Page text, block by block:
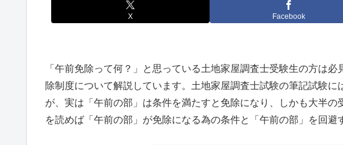
X Facebook
「午前免除って何？」と思っている土地家屋調査士受験生の方は
除制度について解説しています。土地家屋調査士試験の筆記試験
が、実は「午前の部」は条件を満たすと免除になり、しかも大半
を読めば「午前の部」が免除になる為の条件と「午前の部」を回避